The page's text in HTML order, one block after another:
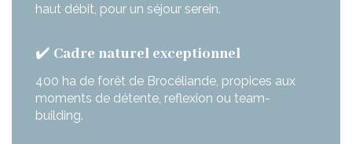
haut débit, pour un séjour serein.
✔️ Cadre naturel exceptionnel
400 ha de forêt de Brocéliande, propices aux
moments de détente, reflexion ou team-
building.